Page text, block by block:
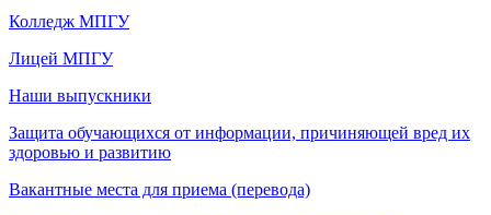
Колледж МПГУ
Лицей МПГУ
Наши выпускники
Защита обучающихся от информации, причиняющей вред их
здоровью и развитию
Вакантные места для приема (перевода)